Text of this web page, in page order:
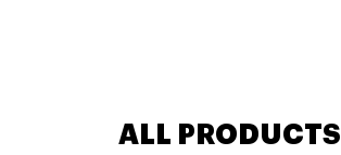
ALL PRODUCTS